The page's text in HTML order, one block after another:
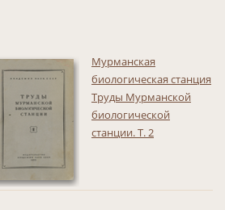
Мурманская
биологическая станция
Труды Мурманской
биологической
станции. Т. 2